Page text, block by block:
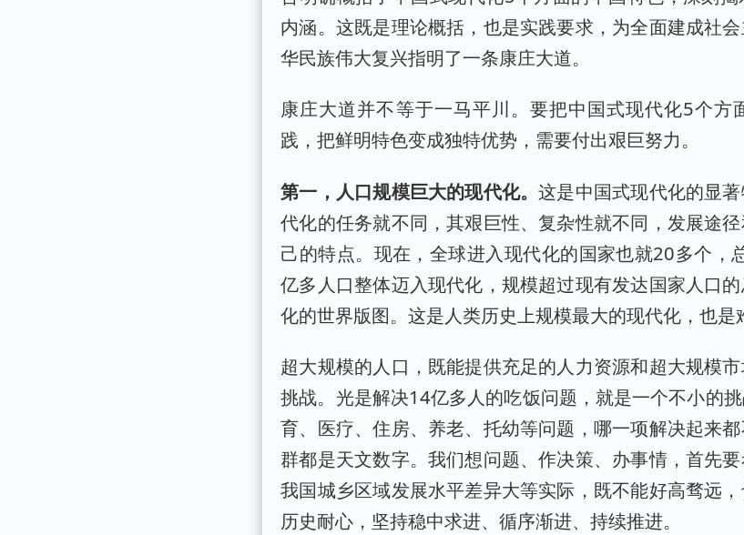
内涵。这既是理论概括，也是实践要求，为全面建成社
华民族伟大复兴指明了一条康庄大道。
康庄大道并不等于一马平川。要把中国式现代化5个方
践，把鲜明特色变成独特优势，需要付出艰巨努力。
第一，人口规模巨大的现代化。这是中国式现代化的显
代化的任务就不同，其艰巨性、复杂性就不同，发展途
己的特点。现在，全球进入现代化的国家也就20多个，
亿多人口整体迈入现代化，规模超过现有发达国家人口
化的世界版图。这是人类历史上规模最大的现代化，也是
超大规模的人口，既能提供充足的人力资源和超大规模
挑战。光是解决14亿多人的吃饭问题，就是一个不小的
育、医疗、住房、养老、托幼等问题，哪一项解决起来
群都是天文数字。我们想问题、作决策、办事情，首先
我国城乡区域发展水平差异大等实际，既不能好高骛远
历史耐心，坚持稳中求进、循序渐进、持续推进。